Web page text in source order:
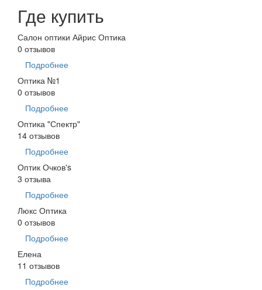
Где купить
Салон оптики Айрис Оптика
0 отзывов
Подробнее
Оптика №1
0 отзывов
Подробнее
Оптика "Спектр"
14 отзывов
Подробнее
Оптик Очков's
3 отзыва
Подробнее
Люкс Оптика
0 отзывов
Подробнее
Елена
11 отзывов
Подробнее